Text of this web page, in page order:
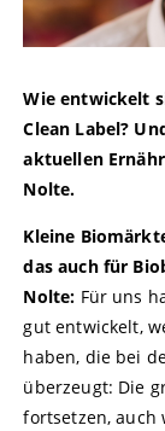
Wie entwickelt
Clean Label?
aktuellen
Nolte.
Kleine
das auch für
Nolte: Für uns
gut entwickelt,
haben, die bei
überzeugt: Die
fortsetzen, auch